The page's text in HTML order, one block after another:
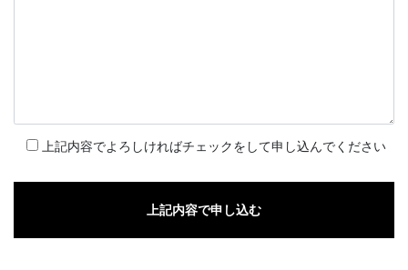
上記内容でよろしければチェックをして申し込んでください